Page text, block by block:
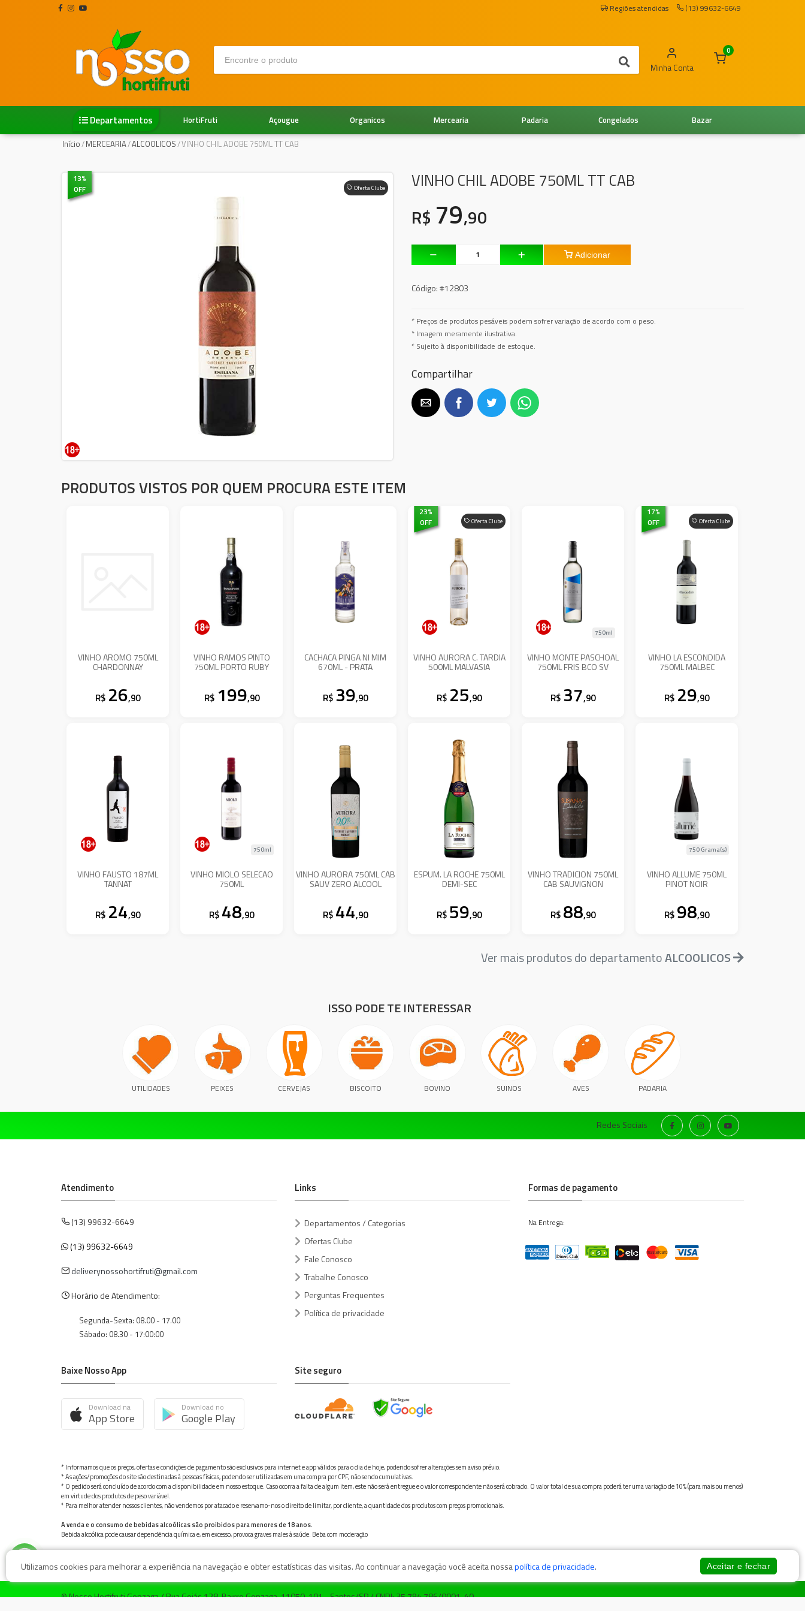
Regiões atendidas (13) 99632-6649
Minha Conta
0
Departamentos Bazar
Congelados
Padaria
Mercearia
Organicos
Açougue
HortiFruti
Início/MERCEARIA/ALCOOLICOS/VINHO CHIL ADOBE 750ML TT CAB
Oferta Clube
13%
OFF
VINHO CHIL ADOBE 750ML TT CAB
R$ 79,90
Adicionar
Código:#12803
* Preços de produtos pesáveis podem sofrer variação de acordo com o peso.
* Imagem meramente ilustrativa.
* Sujeito à disponibilidade de estoque.
Compartilhar
PRODUTOS VISTOS POR QUEM PROCURA ESTE ITEM
VINHO AROMO 750ML
CHARDONNAY
R$ 26,90
VINHO RAMOS PINTO
750ML PORTO RUBY
R$ 199,90
CACHACA PINGA NI MIM
670ML - PRATA
R$ 39,90
Oferta Clube
23%
OFF
VINHO AURORA C. TARDIA
500ML MALVASIA
R$ 25,90
VINHO MONTE PASCHOAL
750ML FRIS BCO SV
750ml
R$ 37,90
Oferta Clube
17%
OFF
VINHO LA ESCONDIDA
750ML MALBEC
R$ 29,90
VINHO FAUSTO 187ML
TANNAT
R$ 24,90
VINHO MIOLO SELECAO
750ML
750ml
R$ 48,90
VINHO AURORA 750ML CAB
SAUV ZERO ALCOOL
R$ 44,90
ESPUM. LA ROCHE 750ML
DEMI-SEC
R$ 59,90
VINHO TRADICION 750ML
CAB SAUVIGNON
R$ 88,90
VINHO ALLUME 750ML
PINOT NOIR
750 Grama(s)
R$ 98,90
Ver mais produtos do departamentoALCOOLICOS
ISSO PODE TE INTERESSAR
UTILIDADES PEIXES CERVEJAS BISCOITO BOVINO SUINOS AVES PADARIA
Redes Sociais
Atendimento
(13) 99632-6649
(13) 99632-6649
deliverynossohortifruti@gmail.com
Horário de Atendimento:
Segunda-Sexta: 08.00 - 17.00
Sábado: 08.30 - 17:00:00
Links
Departamentos / Categorias
Ofertas Clube
Fale Conosco
Trabalhe Conosco
Perguntas Frequentes
Política de privacidade
Formas de pagamento
Na Entrega:
Baixe Nosso App
Download na
App Store
Download no
Google Play
Site seguro
* Informamos que os preços, ofertas e condições de pagamento são exclusivos para internet e app válidos para o dia de hoje, podendo sofrer alterações sem aviso prévio.
* As ações/promoções do site são destinadas à pessoas físicas, podendo ser utilizadas em uma compra por CPF, não sendo cumulativas.
* O pedido será concluído de acordo com a disponibilidade em nosso estoque. Caso ocorra a falta de algum item, este não será entregue e o valor correspondente não será cobrado. O valor total de sua compra poderá ter uma variação de 10% (para mais ou menos)
em virtude dos produtos de peso variável.
* Para melhor atender nossos clientes, não vendemos por atacado e reservamo-nos o direito de limitar, por cliente, a quantidade dos produtos com preços promocionais.
A venda e o consumo de bebidas alcoólicas são proibidos para menores de 18 anos.
Bebida alcoólica pode causar dependência química e, em excesso, provoca graves males à saúde. Beba com moderação
© Nosso Hortifruti Gonzaga / Rua Goiás 128, Bairro Gonzaga, 11050-101 - Santos/SP / CNPJ: 35.794.786/0001-40
Utilizamos cookies para melhorar a experiência na navegação e obter estatísticas das visitas. Ao continuar a navegação você aceita nossapolítica de privacidade. Aceitar e fechar